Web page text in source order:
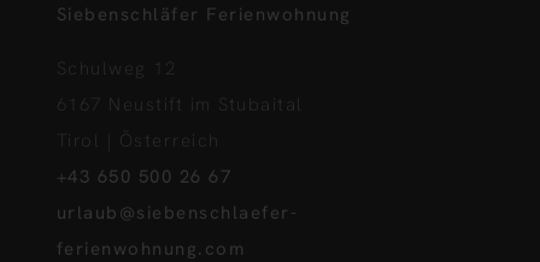
Siebenschläfer Ferienwohnung
Schulweg 12
6167 Neustift im Stubaital
Tirol | Österreich
+43 650 500 26 67
urlaub@siebenschlaefer-
ferienwohnung.com